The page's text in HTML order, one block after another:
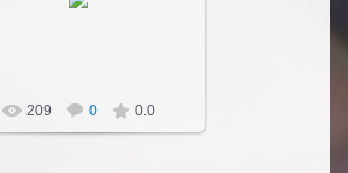
209 0 0.0